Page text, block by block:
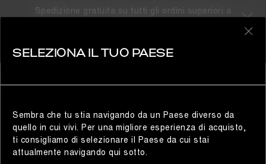
Spedizione gratuita su tutti gli ordini superiori a
SELEZIONA IL TUO PAESE
Sembra che tu stia navigando da un Paese diverso da
quello in cui vivi. Per una migliore esperienza di acquisto,
ti consigliamo di selezionare il Paese da cui stai
attualmente navigando qui sotto.